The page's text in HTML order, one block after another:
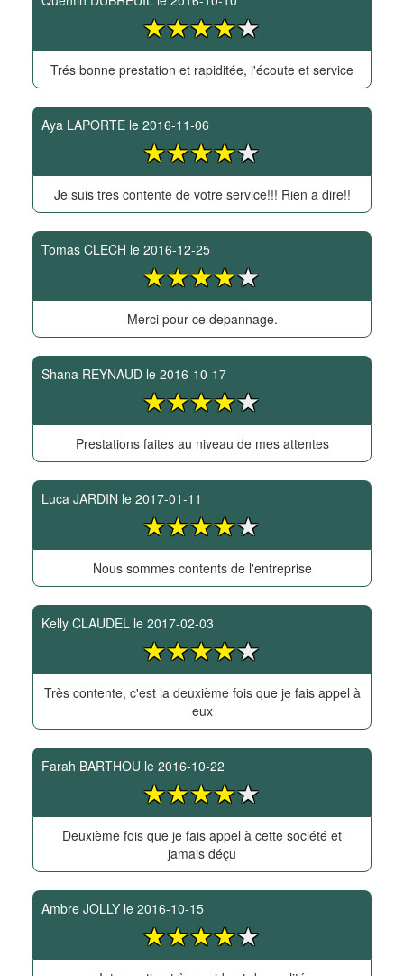
Trés bonne prestation et rapiditée, l'écoute et service
Aya LAPORTE le 2016-11-06
Je suis tres contente de votre service!!! Rien a dire!!
Tomas CLECH le 2016-12-25
Merci pour ce depannage.
Shana REYNAUD le 2016-10-17
Prestations faites au niveau de mes attentes
Luca JARDIN le 2017-01-11
Nous sommes contents de l'entreprise
Kelly CLAUDEL le 2017-02-03
Très contente, c'est la deuxième fois que je fais appel à
eux
Farah BARTHOU le 2016-10-22
Deuxième fois que je fais appel à cette société et
jamais déçu
Ambre JOLLY le 2016-10-15